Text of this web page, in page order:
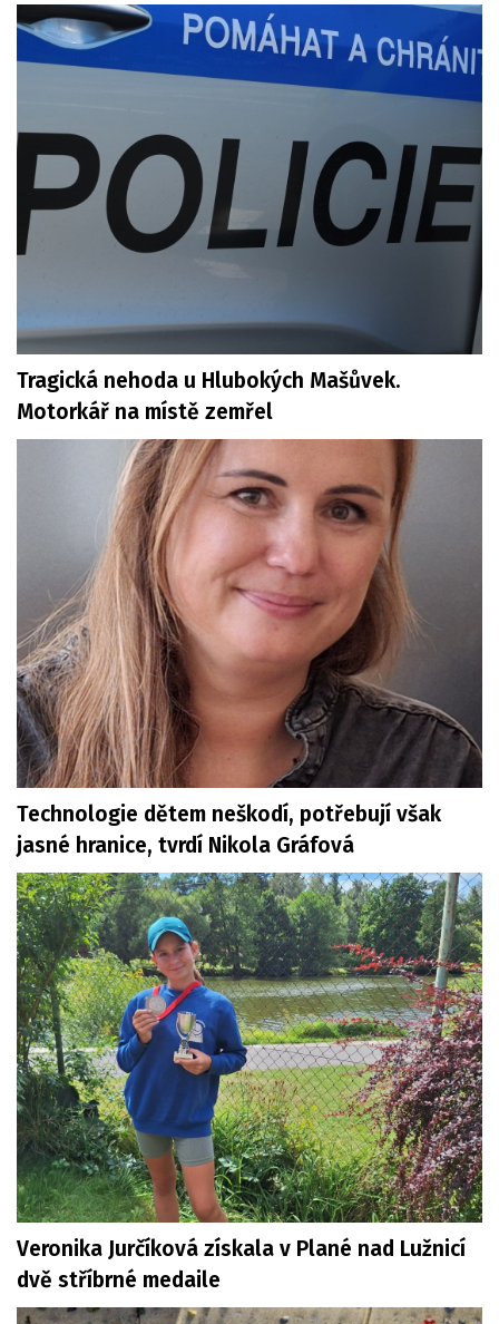
Tragická nehoda u Hlubokých Mašůvek.
Motorkář na místě zemřel
Technologie dětem neškodí, potřebují však
jasné hranice, tvrdí Nikola Gráfová
Veronika Jurčíková získala v Plané nad Lužnicí
dvě stříbrné medaile